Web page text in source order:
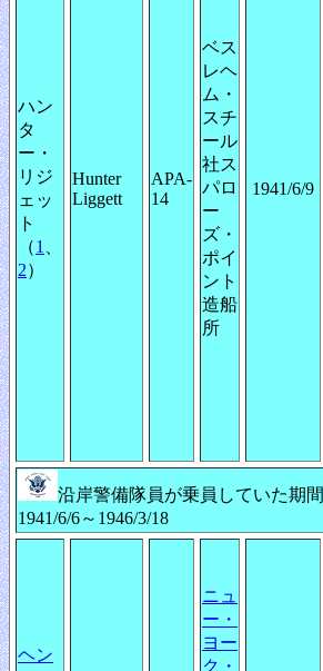
ハン
タ
ー・
リジ
ェッ
ト
（1
2）
Hunter
Liggett
APA-
14
ベス
レヘ
ム・
スチ
ール
社ス
パロ
ー
ズ・
ポイ
ント
造船
所
1941/6/9
沿岸警備隊員が乗員していた期間
1941/6/6～1946/3/18
ヘン
ニュ
ー・
ヨー
ク・